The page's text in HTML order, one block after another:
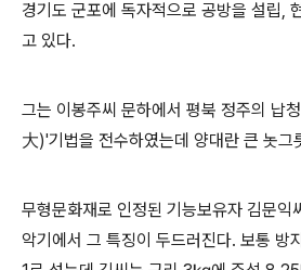
경기도 군포에 독자적으로 공방을 설립,
고 있다.
그는 이봉주씨 문하에서 평북 정주의 납
大)'기법을 전수하였는데 양대란 큰 놋그
무형문화재로 인정된 기능보유자 김문익
악기에서 그 특징이 두드러진다. 보통 방